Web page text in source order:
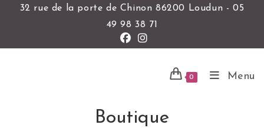
32 rue de la porte de Chinon 86200 Loudun - 05
49 98 38 71
0 Menu
Boutique